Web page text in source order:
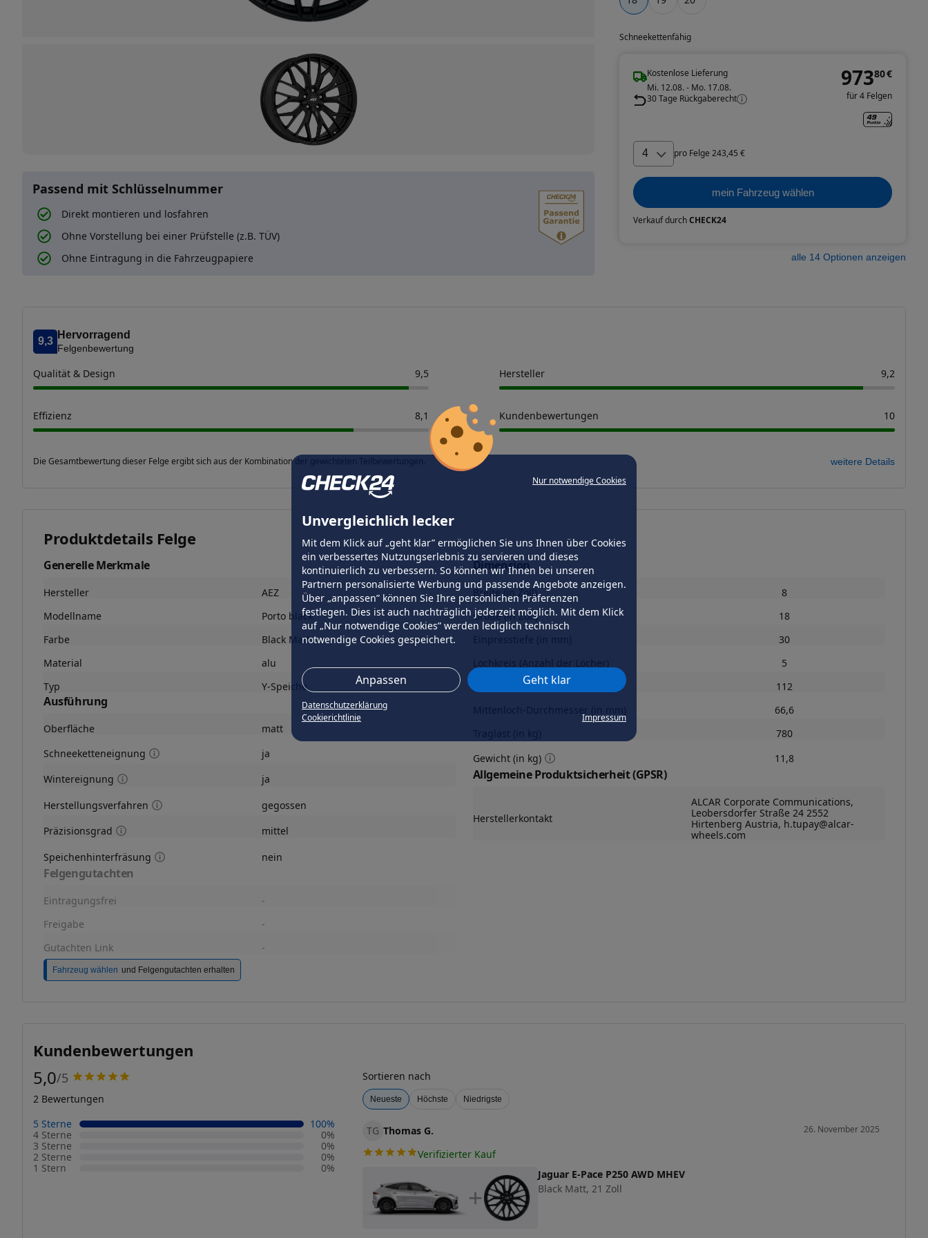
Nur notwendige Cookies
Unvergleichlich lecker
Mit dem Klick auf „geht klar” ermöglichen Sie uns Ihnen über Cookies
ein verbessertes Nutzungserlebnis zu servieren und dieses
kontinuierlich zu verbessern. So können wir Ihnen bei unseren
Partnern personalisierte Werbung und passende Angebote anzeigen.
Über „anpassen” können Sie Ihre persönlichen Präferenzen
festlegen. Dies ist auch nachträglich jederzeit möglich. Mit dem Klick
auf „Nur notwendige Cookies” werden lediglich technisch
notwendige Cookies gespeichert.
Anpassen Geht klar
Datenschutzerklärung
Cookierichtlinie
Impressum
Passend mit Schlüsselnummer
Direkt montieren und losfahren
Ohne Vorstellung bei einer Prüfstelle (z.B. TÜV)
Ohne Eintragung in die Fahrzeugpapiere
Schneekettenfähig
Kostenlose Lieferung
Mi. 12.08. - Mo. 17.08.
30 Tage Rückgaberecht
97380€
für 4 Felgen
4 pro Felge 243,45 €
mein Fahrzeug wählen
Verkauf durchCHECK24
alle 14Optionen anzeigen
9,3
Hervorragend
Felgenbewertung
Qualität & Design 9,5 Hersteller 9,2
Effizienz 8,1 Kundenbewertungen 10
Die Gesamtbewertung dieser Felge ergibt sich aus der Kombination der gewichteten Teilbewertungen. weitere Details
Produktdetails Felge
Generelle Merkmale
Hersteller
AEZ
Modellname
Porto black
Farbe
Black Matt
Material
alu
Typ
Y-Speiche
Ausführung
Oberfläche
matt
Schneeketteneignung
ja
Wintereignung
ja
Herstellungsverfahren
gegossen
Präzisionsgrad
mittel
Speichenhinterfräsung
nein
Felgengutachten
Eintragungsfrei
-
Freigabe
-
Gutachten Link
-
Fahrzeug wählen und Felgengutachten erhalten
Dimension
Breite (in Zoll)
8
Größe (in Zoll)
18
30
5
Lochkreis-Durchmesser (in mm)
112
66,6
780
Gewicht (in kg)
11,8
Allgemeine Produktsicherheit (GPSR)
Herstellerkontakt
ALCAR Corporate Communications,
Leobersdorfer Straße 24 2552
Hirtenberg Austria, h.tupay@alcar-
wheels.com
Kundenbewertungen
5,0/5
2 Bewertungen
5 Sterne
100%
4 Sterne
0%
3 Sterne
0%
2 Sterne
0%
1 Stern
0%
Sortieren nach
Neueste Höchste Niedrigste
TG Thomas G. 26. November 2025
Verifizierter Kauf
+
Jaguar E-Pace P250 AWD MHEV
Black Matt, 21 Zoll